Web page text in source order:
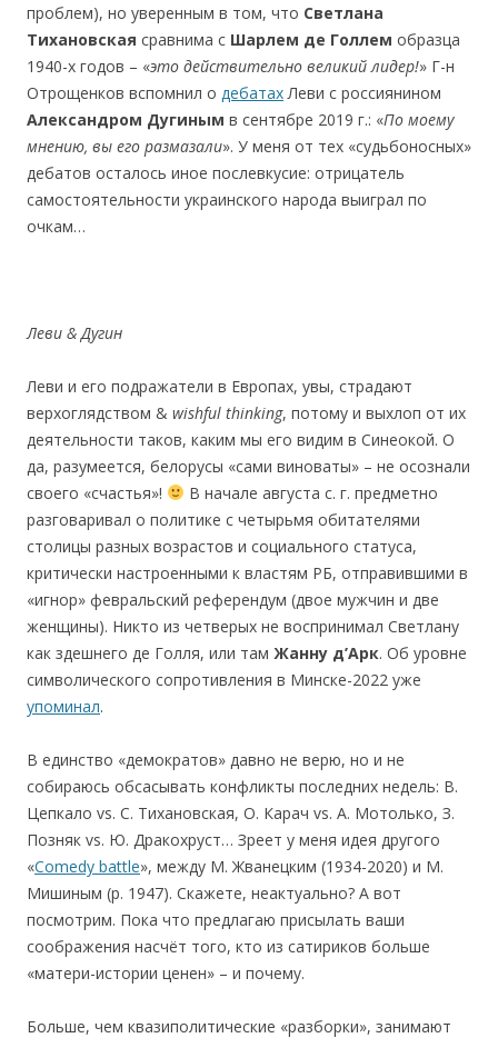
проблем), но уверенным в том, что Светлана
Тихановская сравнима с Шарлем де Голлем образца
1940-х годов – «это действительно великий лидер!» Г-н
Отрощенков вспомнил о дебатах Леви с россиянином
Александром Дугиным в сентябре 2019 г.: «По моему
мнению, вы его размазали». У меня от тех «судьбоносных»
дебатов осталось иное послевкусие: отрицатель
самостоятельности украинского народа выиграл по
очкам…
Леви & Дугин
Леви и его подражатели в Европах, увы, страдают
верхоглядством & wishful thinking, потому и выхлоп от их
деятельности таков, каким мы его видим в Синеокой. О
да, разумеется, белорусы «сами виноваты» – не осознали
своего «счастья»!
В начале августа с. г. предметно
разговаривал о политике с четырьмя обитателями
столицы разных возрастов и социального статуса,
критически настроенными к властям РБ, отправившими в
«игнор» февральский референдум (двое мужчин и две
женщины). Никто из четверых не воспринимал Светлану
как здешнего де Голля, или там Жанну д’Арк. Об уровне
символического сопротивления в Минске-2022 уже
упоминал.
В единство «демократов» давно не верю, но и не
собираюсь обсасывать конфликты последних недель: В.
Цепкало vs. С. Тихановская, О. Карач vs. А. Мотолько, З.
Позняк vs. Ю. Дракохруст… Зреет у меня идея другого
«Comedy battle», между М. Жванецким (1934-2020) и М.
Мишиным (р. 1947). Скажете, неактуально? А вот
посмотрим. Пока что предлагаю присылать ваши
соображения насчёт того, кто из сатириков больше
«матери-истории ценен» – и почему.
Больше, чем квазиполитические «разборки», занимают